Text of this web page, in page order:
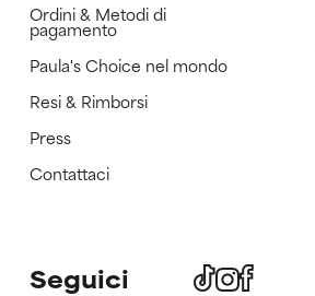
Ordini & Metodi di
pagamento
Paula's Choice nel mondo
Resi & Rimborsi
Press
Contattaci
Seguici